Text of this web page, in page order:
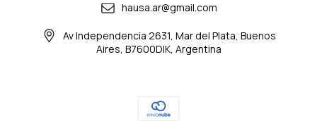
hausa.ar@gmail.com
Av Independencia 2631, Mar del Plata, Buenos
Aires, B7600DIK, Argentina